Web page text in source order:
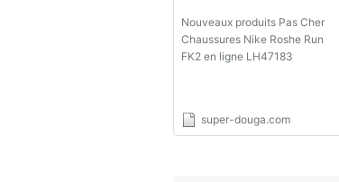
Nouveaux produits Pas Cher
Chaussures Nike Roshe Run
FK2 en ligne LH47183
super-douga.com